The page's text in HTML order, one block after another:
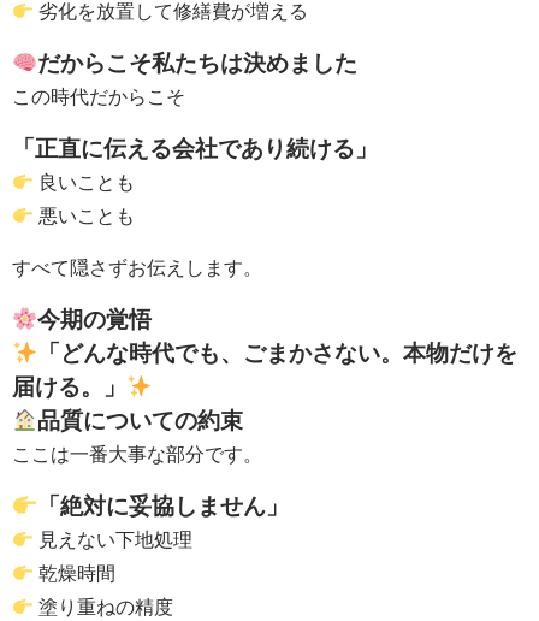
劣化を放置して修繕費が増える
だからこそ私たちは決めました
この時代だからこそ
「正直に伝える会社であり続ける」
良いことも
悪いことも
すべて隠さずお伝えします。
今期の覚悟
「どんな時代でも、ごまかさない。本物だけを
届ける。」
品質についての約束
ここは一番大事な部分です。
「絶対に妥協しません」
見えない下地処理
乾燥時間
塗り重ねの精度